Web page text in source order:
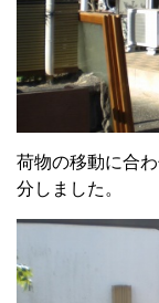
荷物の移動に合
分しました。